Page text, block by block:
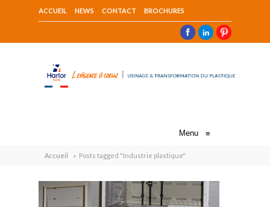
ACCUEIL NEWS CONTACT BROCHURES
Menu ≡
Accueil » Posts tagged "Industrie plastique"